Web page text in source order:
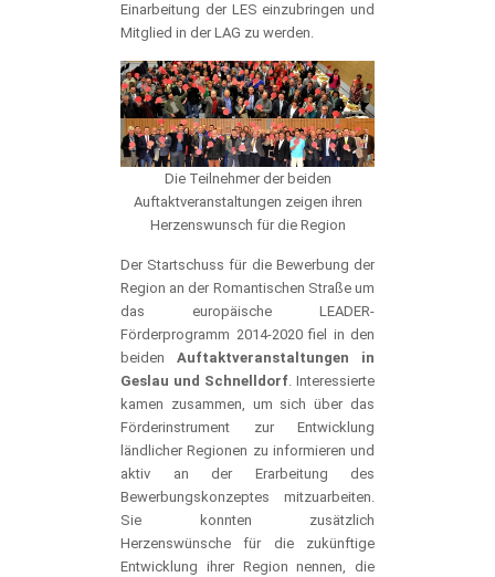
Einarbeitung der LES einzubringen und
Mitglied in der LAG zu werden.
Die Teilnehmer der beiden
Auftaktveranstaltungen zeigen ihren
Herzenswunsch für die Region
Der Startschuss für die Bewerbung der
Region an der Romantischen Straße um
das europäische LEADER-
Förderprogramm 2014-2020 fiel in den
beiden Auftaktveranstaltungen in
Geslau und Schnelldorf. Interessierte
kamen zusammen, um sich über das
Förderinstrument zur Entwicklung
ländlicher Regionen zu informieren und
aktiv an der Erarbeitung des
Bewerbungskonzeptes mitzuarbeiten.
Sie konnten zusätzlich
Herzenswünsche für die zukünftige
Entwicklung ihrer Region nennen, die